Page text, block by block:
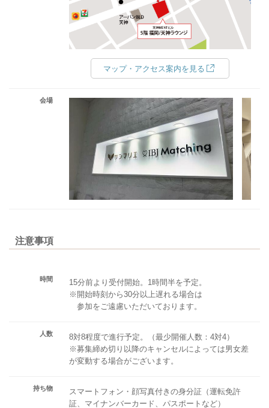
マップ・アクセス案内を見る
会場
注意事項
時間
15分前より受付開始。1時間半を予定。
※開始時刻から30分以上遅れる場合は
参加をご遠慮いただいております。
人数
8対8程度で進行予定。（最少開催人数：4対4）
※募集締め切り以降のキャンセルによっては男女差
が変動する場合がございます。
持ち物
スマートフォン・顔写真付きの身分証（運転免許
証、マイナンバーカード、パスポートなど）